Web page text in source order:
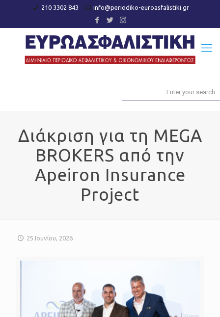
210 3302 843 info@periodiko-euroasfalistiki.gr
Διάκριση για τη MEGA
BROKERS από την
Apeiron Insurance
Project
25 Ιουνίου, 2026